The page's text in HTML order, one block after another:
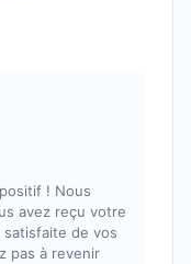
! Nous
avez reçu votre
de vos
pas à revenir